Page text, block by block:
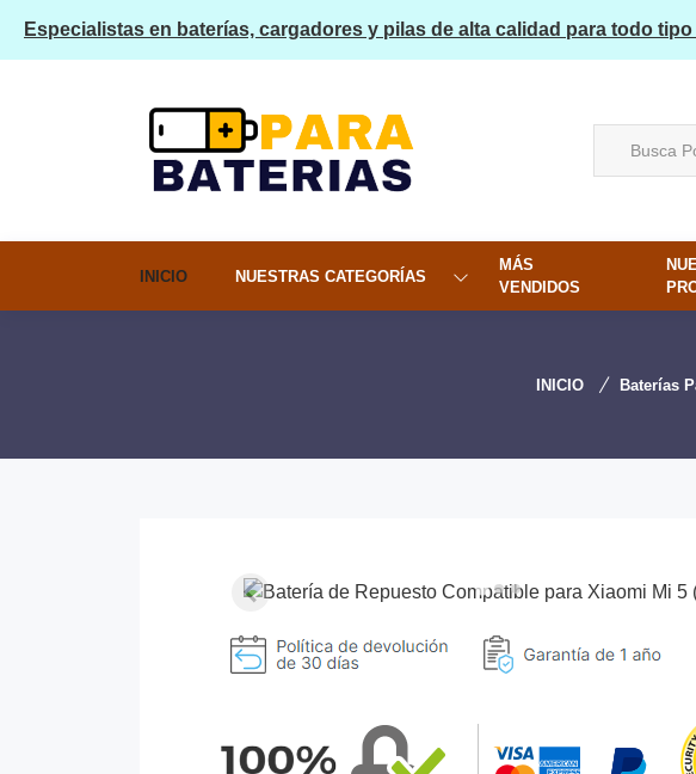
Especialistas en baterías, cargadores y pilas de alta calidad para todo tipo
INICIO NUESTRAS CATEGORÍAS
MÁS
VENDIDOS
INICIO Baterías